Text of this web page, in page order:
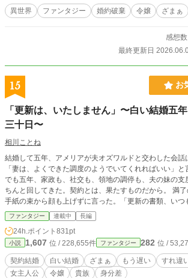
異世界 ファンタジー 婚約破棄 令嬢 ざまぁ
感想
最終更新日
15 お
「更新は、いたしません」〜白い結婚五
三十日〜
相川ことね
結婚して五年、アメリアが夫オズワルドと交わした会話
「妻は、よくできた調度のようでいてくれればいい」
でも五年、家政も、社交も、領地の調停も、夫の妹の支
ちんと回してきた。契約とは、果たすものだから。 満了の三十日前の朝、夫は
手紙の束から顔も上げずに言った。「更新の書類、いつ
か」 「更新は、いたしません」 その日から、伯爵家の何かが毎日ひとつずつ止
まっていく。夫が五年間、見ようともしなかったものの形に沿
爵レナードだけが、満了の「その後」の話をしたがっている。 あと三
メリアは指折り数えて、満了の日を楽しみに待っている
ファンタジー 連載中 長編
24h.ポイント 831pt
小説 1,607 位 / 228,655件 ファンタジー 282 位 /
契約結婚 白い結婚 ざまぁ もう遅い すれ違
女主人公
令嬢 貴族 身分差